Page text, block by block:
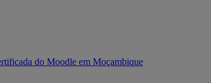
do Moodle em Moçambique